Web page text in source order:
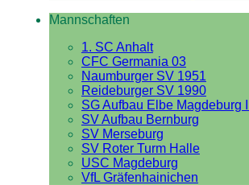
Mannschaften
1. SC Anhalt
CFC Germania 03
Naumburger SV 1951
Reideburger SV 1990
SG Aufbau Elbe Magdeburg III
SV Aufbau Bernburg
SV Merseburg
SV Roter Turm Halle
USC Magdeburg
VfL Gräfenhainichen